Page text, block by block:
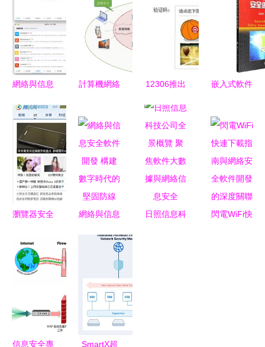
網絡與信息
眾卻強大的
軟件推薦
計算機網絡
識計算機網
絡 王道考
研筆記自用
12306推出
網絡安全需
求與用戶體
驗的博弈
嵌入式軟件
術 構建網
絡與信息安
全的堅實根
瀏覽器安全
到現代瀏覽
器的網絡安
網絡與信息
發 構建數
字時代的堅
固防線
日照信息科
閃電WiFi快
信息安全專 SmartX超